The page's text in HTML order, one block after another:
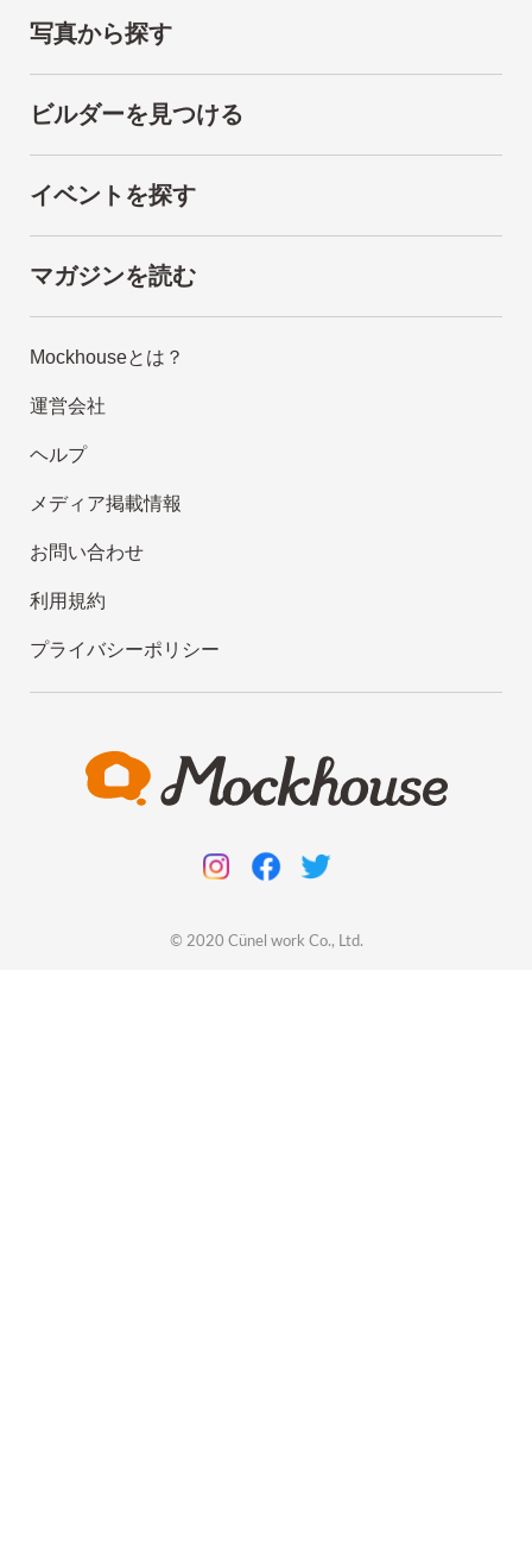
写真から探す
ビルダーを見つける
イベントを探す
マガジンを読む
Mockhouseとは？
運営会社
ヘルプ
メディア掲載情報
お問い合わせ
利用規約
プライバシーポリシー
© 2020 Cünel work Co., Ltd.